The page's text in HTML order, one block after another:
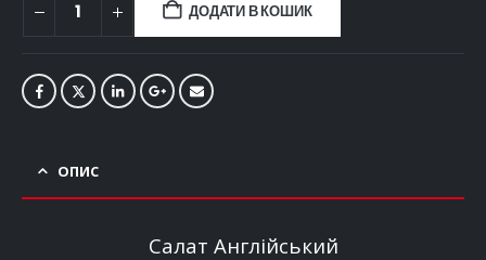
ДОДАТИ В КОШИК
ОПИС
Салат Англійський